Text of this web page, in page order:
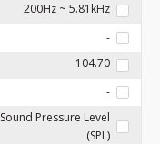
200Hz ~ 5.81kHz
-
104.70
-
Sound Pressure Level
(SPL)